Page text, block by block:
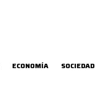
ECONOMÍA SOCIEDAD